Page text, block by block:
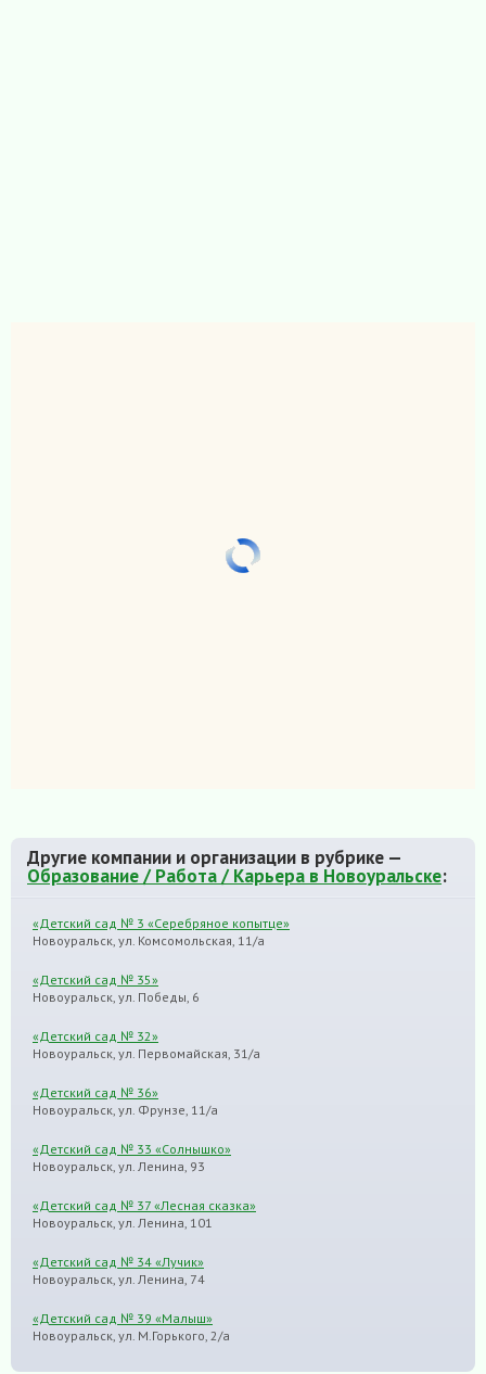
Другие компании и организации в рубрике —
Образование / Работа / Карьера в Новоуральске:
«Детский сад № 3 «Серебряное копытце»
Новоуральск, ул. Комсомольская, 11/а
«Детский сад № 35»
Новоуральск, ул. Победы, 6
«Детский сад № 32»
Новоуральск, ул. Первомайская, 31/а
«Детский сад № 36»
Новоуральск, ул. Фрунзе, 11/а
«Детский сад № 33 «Солнышко»
Новоуральск, ул. Ленина, 93
«Детский сад № 37 «Лесная сказка»
Новоуральск, ул. Ленина, 101
«Детский сад № 34 «Лучик»
Новоуральск, ул. Ленина, 74
«Детский сад № 39 «Малыш»
Новоуральск, ул. М.Горького, 2/а